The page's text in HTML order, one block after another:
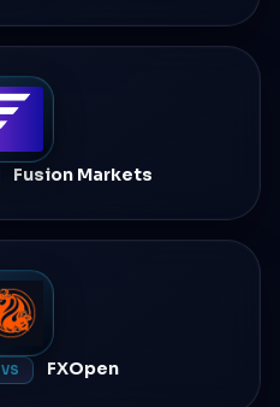
Fusion Markets
VS FXOpen